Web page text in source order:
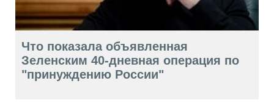
Что показала объявленная
Зеленским 40-дневная операция по
"принуждению России"